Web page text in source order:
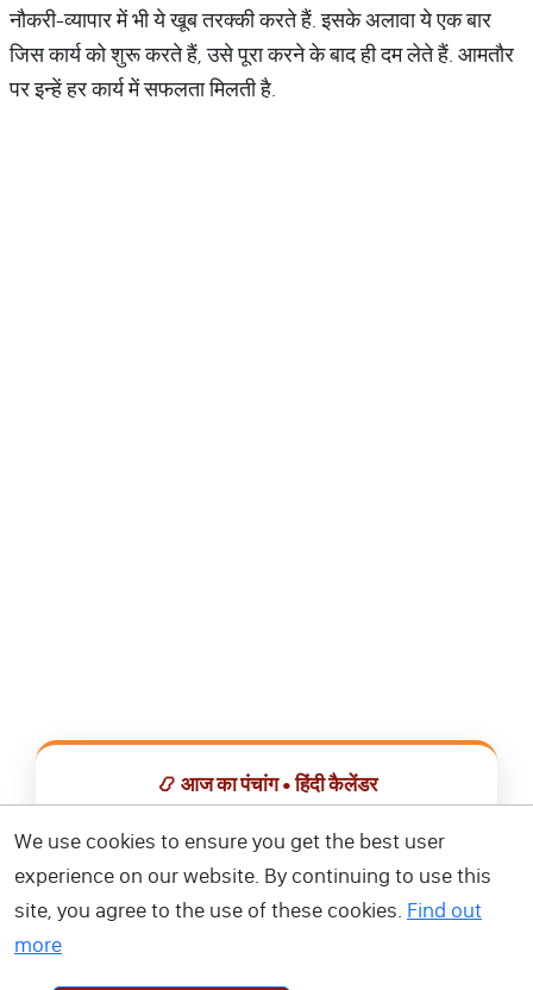
नौकरी-व्यापार में भी ये खूब तरक्की करते हैं. इसके अलावा ये एक बार
जिस कार्य को शुरू करते हैं, उसे पूरा करने के बाद ही दम लेते हैं. आमतौर
पर इन्हें हर कार्य में सफलता मिलती है.
📿 आज का पंचांग • हिंदी कैलेंडर
📅 हिंदी कैलेंडर ऐप डाउनलोड करें
We use cookies to ensure you get the best user
experience on our website. By continuing to use this
site, you agree to the use of these cookies. Find out
more